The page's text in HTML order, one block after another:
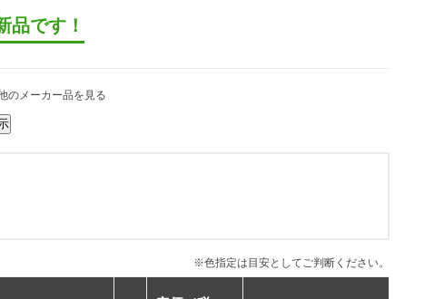
品です！
のメーカー品を見る
※色指定は目安としてご判断ください。